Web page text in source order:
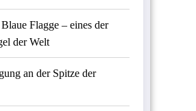
Flagge – eines der
der Welt
an der Spitze der